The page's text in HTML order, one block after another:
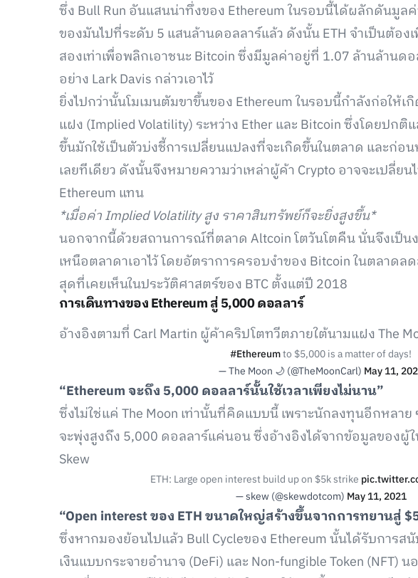
ซึ่ง Bull Run อันแสนน่าทึ่งของ Ethereum ในรอบนี้ได้ผลักดันมู
ของมันไปที่ระดับ 5 แสนล้านดอลลาร์แล้ว ดังนั้น ETH จำเป็นต้อ
สองเท่าเพื่อพลิกเอาชนะ Bitcoin ซึ่งมีมูลค่าอยู่ที่ 1.07 ล้านล้านด
อย่าง Lark Davis กล่าวเอาไว้
ยิ่งไปกว่านั้นโมเมนตัมขาขึ้นของ Ethereum ในรอบนี้กำลังก่อให้
แฝง (Implied Volatility) ระหว่าง Ether และ Bitcoin ซึ่งโดยปก
ขึ้นมักใช้เป็นตัวบ่งชี้การเปลี่ยนแปลงที่จะเกิดขึ้นในตลาด และก่อ
เลยทีเดียว ดังนั้นจึงหมายความว่าเหล่าผู้ค้า Crypto อาจจะเปลี่ย
Ethereum แทน
*เมื่อค่า Implied Volatility สูง ราคาสินทรัพย์ก็จะยิ่งสูงขึ้น*
นอกจากนี้ด้วยสถานการณ์ที่ตลาด Altcoin โตวันโตคืน นั่นจึงเป็น
เหนือตลาดาเอาไว้ โดยอัตราการครอบงำของ Bitcoin ในตลาดล
สุดที่เคยเห็นในประวัติศาสตร์ของ BTC ตั้งแต่ปี 2018
การเดินทางของ Ethereum สู่ 5,000 ดอลลาร์
อ้างอิงตามที่ Carl Martin ผู้ค้าคริปโตทวีตภายใต้นามแฝง The
#Ethereumto $5,000 is a matter of days!
— The Moon 🌙 (@TheMoonCarl) May 11,
“Ethereum จะถึง 5,000 ดอลลาร์นั้นใช้เวลาเพียงไม่นาน”
ซึ่งไม่ใช่แค่ The Moon เท่านั้นที่คิดแบบนี้ เพราะนักลงทุนอีกหลา
จะพุ่งสูงถึง 5,000 ดอลลาร์แค่นอน ซึ่งอ้างอิงได้จากข้อมูลของผู้
Skew
ETH: Large open interest build up on $5k strike
— skew (@skewdotcom) May 11, 2021
“Open interest ของ ETH ขนาดใหญ่สร้างขึ้นจากการทยานสู่
ซึ่งหากมองย้อนไปแล้ว Bull Cycleของ Ethereum นั้นได้รับการ
เงินแบบกระจายอำนาจ (DeFi) และ Non-fungible Token (NFT)